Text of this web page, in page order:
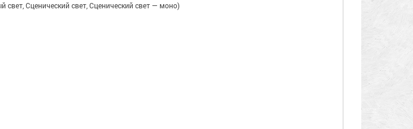
Сценический свет, Сценический свет — моно)